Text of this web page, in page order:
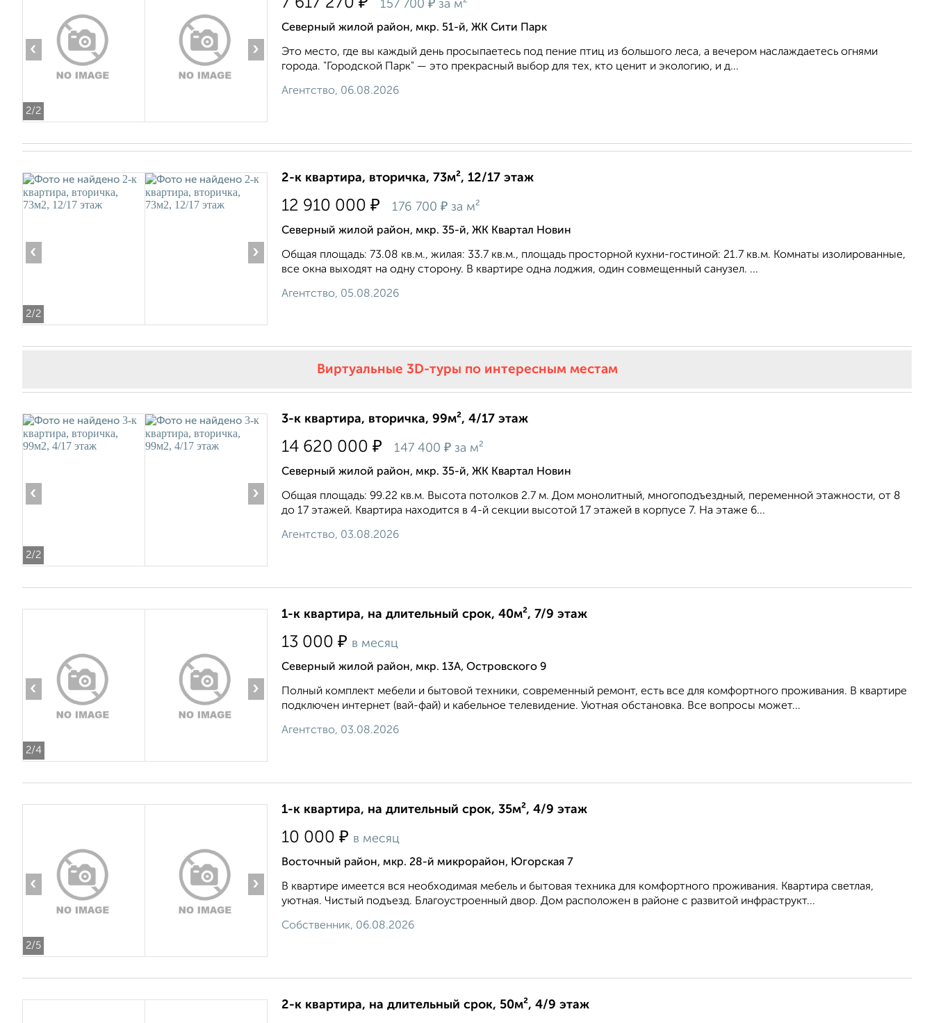
2/2
‹ ›
157 700 ₽ за м²
Северный жилой район, мкр. 51-й, ЖК Сити Парк
Это место, где вы каждый день просыпаетесь под пение птиц из большого леса, а вечером наслаждаетесь огнями
города. "Городской Парк" — это прекрасный выбор для тех, кто ценит и экологию, и д...
Агентство, 06.08.2026
2/2
‹ ›
2-к квартира, вторичка, 73м², 12/17 этаж
12 910 000 ₽ 176 700 ₽ за м²
Северный жилой район, мкр. 35-й, ЖК Квартал Новин
Общая площадь: 73.08 кв.м., жилая: 33.7 кв.м., площадь просторной кухни-гостиной: 21.7 кв.м. Комнаты изолированные,
все окна выходят на одну сторону. В квартире одна лоджия, один совмещенный санузел. ...
Агентство, 05.08.2026
Виртуальные 3D-туры по интересным местам
2/2
‹ ›
3-к квартира, вторичка, 99м², 4/17 этаж
14 620 000 ₽ 147 400 ₽ за м²
Северный жилой район, мкр. 35-й, ЖК Квартал Новин
Общая площадь: 99.22 кв.м. Высота потолков 2.7 м. Дом монолитный, многоподъездный, переменной этажности, от 8
до 17 этажей. Квартира находится в 4-й секции высотой 17 этажей в корпусе 7. На этаже 6...
Агентство, 03.08.2026
2/4
‹ ›
1-к квартира, на длительный срок, 40м², 7/9 этаж
13 000 ₽ в месяц
Северный жилой район, мкр. 13А, Островского 9
Полный комплект мебели и бытовой техники, современный ремонт, есть все для комфортного проживания. В квартире
подключен интернет (вай-фай) и кабельное телевидение. Уютная обстановка. Все вопросы может...
Агентство, 03.08.2026
2/5
‹ ›
1-к квартира, на длительный срок, 35м², 4/9 этаж
10 000 ₽ в месяц
Восточный район, мкр. 28-й микрорайон, Югорская 7
В квартире имеется вся необходимая мебель и бытовая техника для комфортного проживания. Квартира светлая,
уютная. Чистый подъезд. Благоустроенный двор. Дом расположен в районе с развитой инфраструкт...
Собственник, 06.08.2026
2-к квартира, на длительный срок, 50м², 4/9 этаж